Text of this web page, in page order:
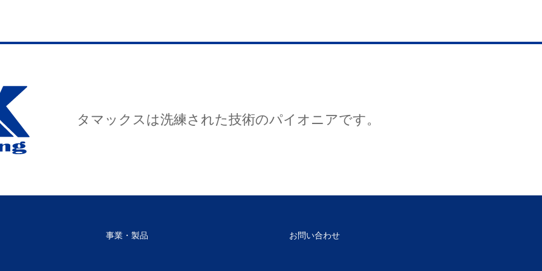
タマックスは洗練された技術のパイオニアです。
事業・製品 お問い合わせ